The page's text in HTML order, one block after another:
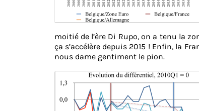
moitié de l’ère Di Rupo, on a tenu la
ça s’accélère depuis 2015 ! Enfin, la
nous dame gentiment le pion.